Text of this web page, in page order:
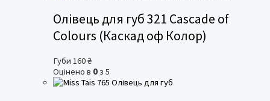
Олівець для губ 321 Cascade of
Colours (Каскад оф Колор)
Губи 160₴
Оцінено в 0 з 5